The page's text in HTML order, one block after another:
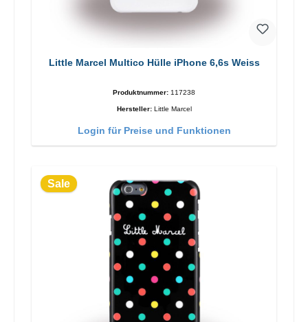
Little Marcel Multico Hülle iPhone 6,6s Weiss
Produktnummer: 117238
Hersteller: Little Marcel
Login für Preise und Funktionen
Sale